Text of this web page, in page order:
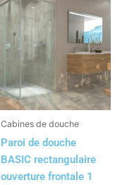
Cabines de douche
Paroi de douche
BASIC rectangulaire
ouverture frontale 1